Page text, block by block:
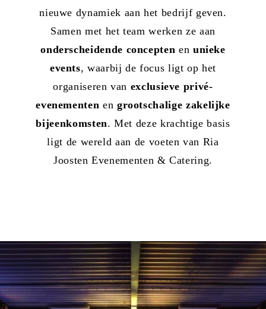
nieuwe dynamiek aan het bedrijf geven.
Samen met het team werken ze aan
onderscheidende concepten en unieke
events, waarbij de focus ligt op het
organiseren van exclusieve privé-
evenementen en grootschalige zakelijke
bijeenkomsten. Met deze krachtige basis
ligt de wereld aan de voeten van Ria
Joosten Evenementen & Catering.